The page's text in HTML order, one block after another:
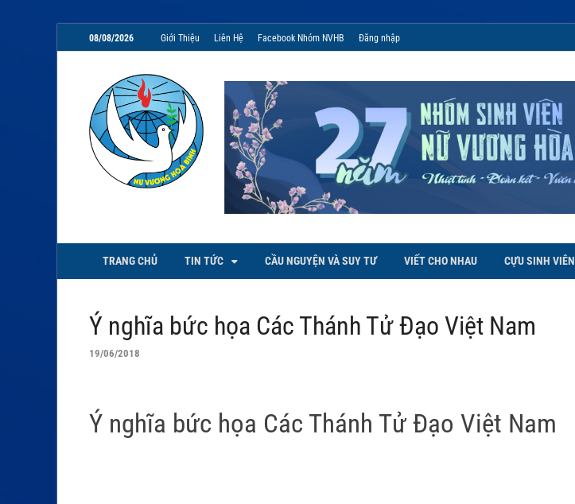
08/08/2026 Giới Thiệu Liên Hệ Facebook Nhóm NVHB Đăng nhập
NVHB.NET
Nhóm Sinh Viên Nữ Vương Hoà Bình
TRANG CHỦ TIN TỨC CẦU NGUYỆN VÀ SUY TƯ VIẾT CHO NHAU CỰU SINH VIÊN
Ý nghĩa bức họa Các Thánh Tử Đạo Việt Nam
19/06/2018
Ý nghĩa bức họa Các Thánh Tử Đạo Việt Nam